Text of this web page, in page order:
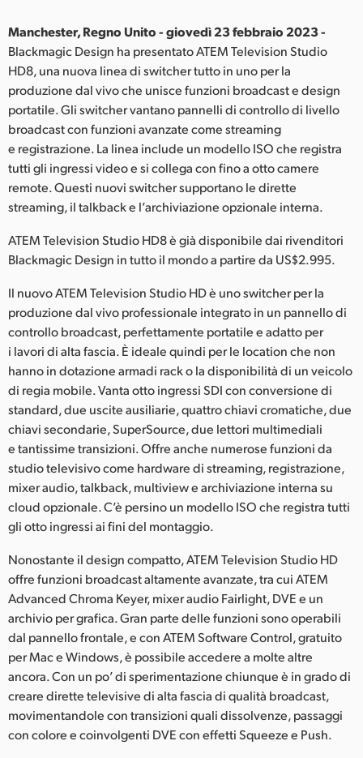
Italia
Japan
Korea
Mexico
Malaysia
Netherlands
Norway
Poland
Portugal
Singapore
South Africa
Spain
Sweden
Chinese Taipei
Turkey
UAE
Ukraine
United Kingdom
United States
Manchester, Regno Unito - giovedì 23 febbraio 2023 -
Blackmagic Design ha presentato ATEM Television Studio
HD8, una nuova linea di switcher tutto in uno per la
produzione dal vivo che unisce funzioni broadcast e design
portatile. Gli switcher vantano pannelli di controllo di livello
broadcast con funzioni avanzate come streaming
e registrazione. La linea include un modello ISO che registra
tutti gli ingressi video e si collega con fino a otto camere
remote. Questi nuovi switcher supportano le dirette
streaming, il talkback e l’archiviazione opzionale interna.
ATEM Television Studio HD8 è già disponibile dai rivenditori
Blackmagic Design in tutto il mondo a partire da US$2.995.
Il nuovo ATEM Television Studio HD è uno switcher per la
produzione dal vivo professionale integrato in un pannello di
controllo broadcast, perfettamente portatile e adatto per
i lavori di alta fascia. È ideale quindi per le location che non
hanno in dotazione armadi rack o la disponibilità di un veicolo
di regia mobile. Vanta otto ingressi SDI con conversione di
standard, due uscite ausiliarie, quattro chiavi cromatiche, due
chiavi secondarie, SuperSource, due lettori multimediali
e tantissime transizioni. Offre anche numerose funzioni da
studio televisivo come hardware di streaming, registrazione,
mixer audio, talkback, multiview e archiviazione interna su
cloud opzionale. C’è persino un modello ISO che registra tutti
gli otto ingressi ai fini del montaggio.
Nonostante il design compatto, ATEM Television Studio HD
offre funzioni broadcast altamente avanzate, tra cui ATEM
Advanced Chroma Keyer, mixer audio Fairlight, DVE e un
archivio per grafica. Gran parte delle funzioni sono operabili
dal pannello frontale, e con ATEM Software Control, gratuito
per Mac e Windows, è possibile accedere a molte altre
ancora. Con un po’ di sperimentazione chiunque è in grado di
creare dirette televisive di alta fascia di qualità broadcast,
movimentandole con transizioni quali dissolvenze, passaggi
con colore e coinvolgenti DVE con effetti Squeeze e Push.